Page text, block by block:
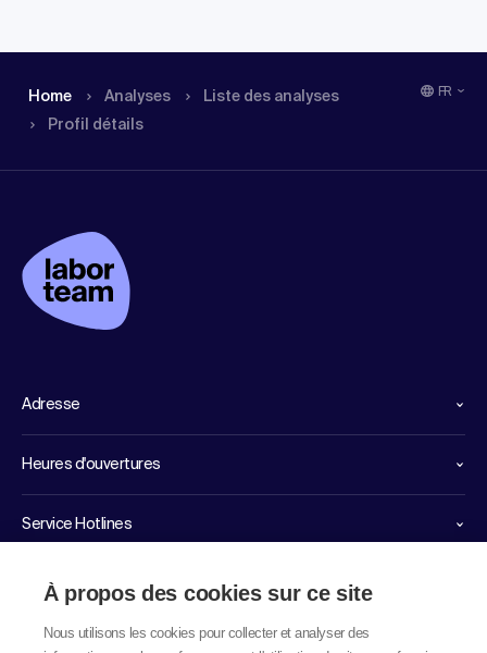
Home Analyses
Liste des analyses
Profil détails
FR
Adresse
Heures d'ouvertures
Service Hotlines
Liens importants
À propos des cookies sur ce site
Nous utilisons les cookies pour collecter et analyser des